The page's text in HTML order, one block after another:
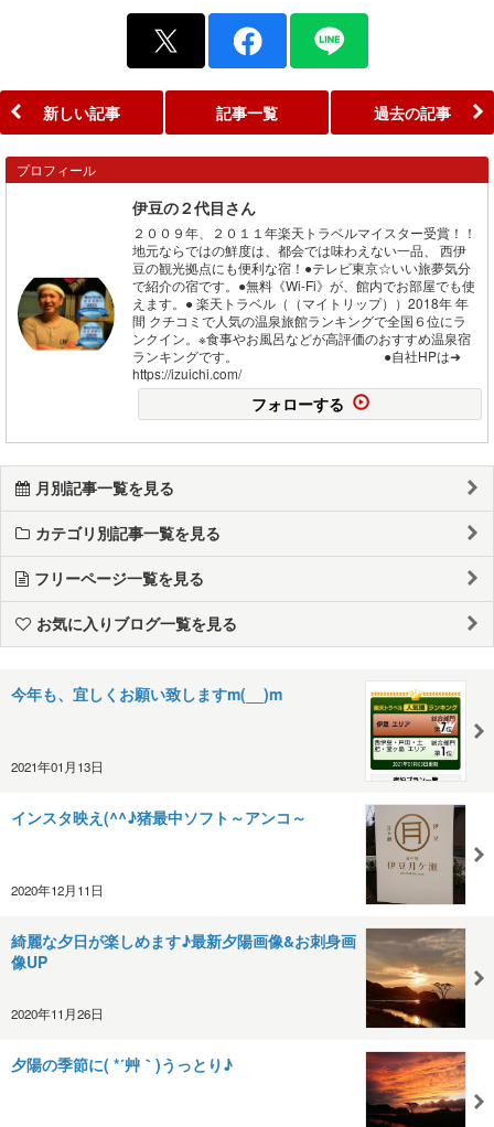
新しい記事 記事一覧 過去の記事
プロフィール
伊豆の２代目さん
２００９年、２０１１年楽天トラベルマイスター受賞！！
地元ならではの鮮度は、都会では味わえない一品、 西伊
豆の観光拠点にも便利な宿！●テレビ東京☆いい旅夢気分
で紹介の宿です。●無料《Wi-Fi》が、館内でお部屋でも使
えます。● 楽天トラベル（（マイトリップ））2018年 年
間 クチコミで人気の温泉旅館ランキングで全国６位にラ
ンクイン。※食事やお風呂などが高評価のおすすめ温泉宿
ランキングです。 ●自社HPは➜
https://izuichi.com/
フォローする
月別記事一覧を見る
カテゴリ別記事一覧を見る
フリーページ一覧を見る
お気に入りブログ一覧を見る
今年も、宜しくお願い致しますm(__)m
2021年01月13日
インスタ映え(^^♪猪最中ソフト～アンコ～
2020年12月11日
綺麗な夕日が楽しめます♪最新夕陽画像&お刺身画
像UP
2020年11月26日
夕陽の季節に( *´艸｀)うっとり♪